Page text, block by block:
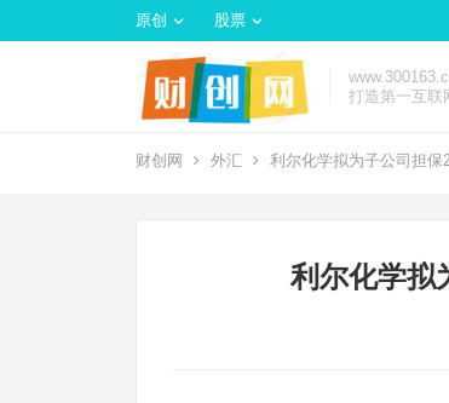
原创 股票
打造第一互联
财创网 外汇 利尔化学拟为子公司担保
利尔化学拟